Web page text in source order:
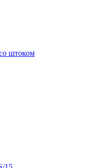
штоком